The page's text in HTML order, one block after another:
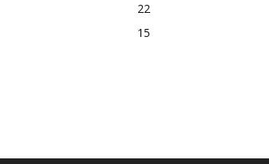
22
15